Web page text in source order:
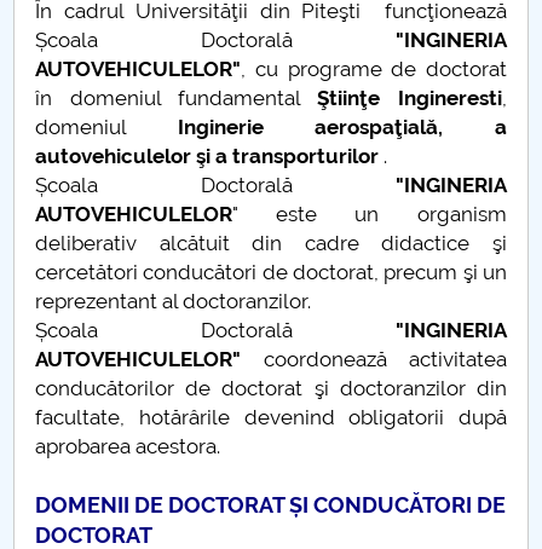
Nr. de telefon si adrese Facultăți
Admitere
Români de pretutindeni - ADMITERE
Senat
Facultăți
Studenți
Ghiduri pentru STUDENȚI
Relații Publice
Relații Internaționale
În cadrul Universităţii din Piteşti funcţionează
Școala Doctorală "INGINERIA
AUTOVEHICULELOR", cu programe de doctorat
în domeniul fundamentalŞtiinţe Ingineresti,
domeniul Inginerie aerospaţială, a
autovehiculelor şi a transporturilor .
Școala Doctorală "INGINERIA
AUTOVEHICULELOR" este un organism
deliberativ alcătuit din cadre didactice şi
cercetători conducători de doctorat, precum şi un
reprezentant al doctoranzilor.
Școala Doctorală "INGINERIA
AUTOVEHICULELOR"
coordonează activitatea
conducătorilor de doctorat şi doctoranzilor din
facultate, hotărârile devenind obligatorii după
aprobarea acestora.
DOMENII DE DOCTORAT ȘI CONDUCĂTORI DE
DOCTORAT